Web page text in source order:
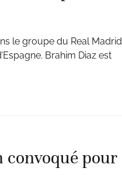
le groupe du Real Madrid
Brahim Diaz est
convoqué pour